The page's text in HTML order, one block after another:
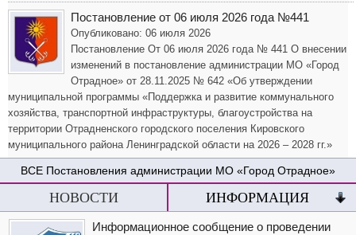
Постановление от 06 июля 2026 года №441
Опубликовано: 06 июля 2026
Постановление От 06 июля 2026 года № 441 О внесении
изменений в постановление администрации МО «Город
Отрадное» от 28.11.2025 № 642 «Об утверждении
муниципальной программы «Поддержка и развитие коммунального
хозяйства, транспортной инфраструктуры, благоустройства на
территории Отрадненского городского поселения Кировского
муниципального района Ленинградской области на 2026 – 2028 гг.»
Постановления администрации МО «Город Отрадное»
НОВОСТИ ИНФОРМАЦИЯ
Информационное сообщение о проведении